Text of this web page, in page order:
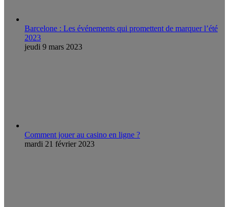
Barcelone : Les événements qui promettent de marquer l’été
2023
jeudi 9 mars 2023
Comment jouer au casino en ligne ?
mardi 21 février 2023